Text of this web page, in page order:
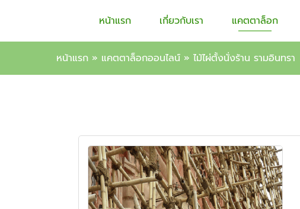
หน้าแรก เกี่ยวกับเรา แคตตาล็อก
หน้าแรก » แคตตาล็อกออนไลน์ » ไม้ไผ่ตั้งนั่งร้าน รามอินทรา